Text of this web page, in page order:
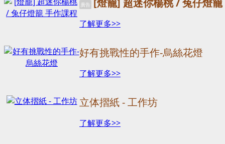
廣告
了解更多>>
好有挑戰性的手作-烏絲花燈
了解更多>>
立体摺紙 - 工作坊
了解更多>>